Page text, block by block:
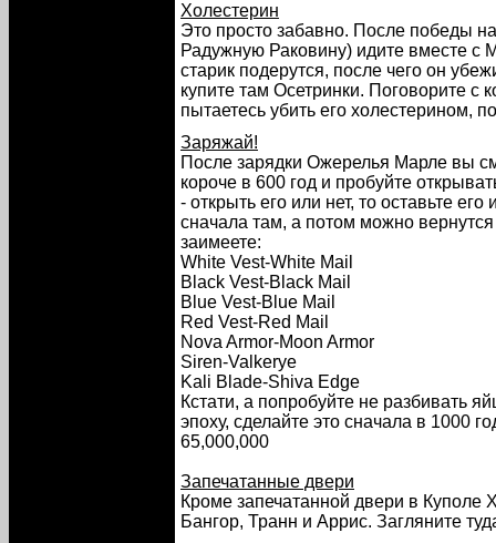
Холестерин
Это просто забавно. После победы
Радужную Раковину) идите вместе с
старик подерутся, после чего он
купите там Осетринки. Поговорите с
пытаетесь убить его холестерином,
Заряжай!
После зарядки Ожерелья Марле вы
короче в 600 год и пробуйте
- открыть его или нет, то оставьте его
сначала там, а потом можно
заимеете:
White Vest-White Mail
Black Vest-Black Mail
Blue Vest-Blue Mail
Red Vest-Red Mail
Nova Armor-Moon Armor
Siren-Valkerye
Kali Blade-Shiva Edge
Кстати, а попробуйте не разбивать
эпоху, сделайте это сначала в 1000
65,000,000
Запечатанные двери
Кроме запечатанной двери в Куполе
Бангор, Транн и Аррис. Загляните